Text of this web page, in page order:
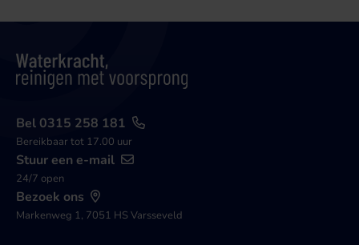
Bel 0315 258 181
Bereikbaar tot 17.00 uur
Stuur een e-mail
24/7 open
Bezoek ons
Markenweg 1, 7051 HS Varsseveld